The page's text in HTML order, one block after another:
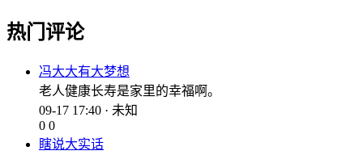
热门评论
冯大大有大梦想
老人健康长寿是家里的幸福啊。
09-17 17:40 · 未知
0 0
瞎说大实话